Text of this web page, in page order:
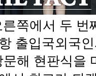
쪽에서 두 번
출입국외국
해 현판식을